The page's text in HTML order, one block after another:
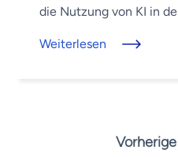
die Nutzung von KI in
als ...
Weiterlesen
Vorherige